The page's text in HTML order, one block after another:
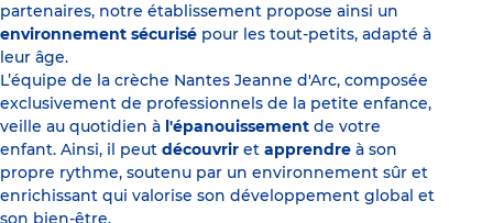
partenaires, notre établissement propose ainsi un
environnement sécurisé pour les tout-petits, adapté à
leur âge.
L’équipe de la crèche Nantes Jeanne d'Arc, composée
exclusivement de professionnels de la petite enfance,
veille au quotidien à l'épanouissement de votre
enfant. Ainsi, il peut découvrir et apprendre à son
propre rythme, soutenu par un environnement sûr et
enrichissant qui valorise son développement global et